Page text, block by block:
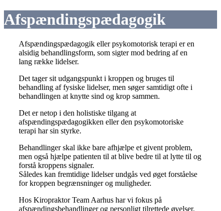
Afspændingspædagogik
Afspændingspædagogik eller psykomotorisk terapi er en
alsidig behandlingsform, som sigter mod bedring af en
lang række lidelser.
Det tager sit udgangspunkt i kroppen og bruges til
behandling af fysiske lidelser, men søger samtidigt ofte i
behandlingen at knytte sind og krop sammen.
Det er netop i den holistiske tilgang at
afspændingspædagogikken eller den psykomotoriske
terapi har sin styrke.
Behandlinger skal ikke bare afhjælpe et givent problem,
men også hjælpe patienten til at blive bedre til at lytte til og
forstå kroppens signaler.
Således kan fremtidige lidelser undgås ved øget forståelse
for kroppen begrænsninger og muligheder.
Hos Kiropraktor Team Aarhus har vi fokus på
afspændingsbehandlinger og personligt tilrettede øvelser.